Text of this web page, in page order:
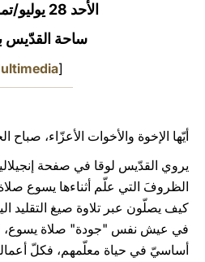
الأحد 28 يوليو/تموز 2019
ساحة
[
أيّها الإخوة والأخوات الأعزّاء، صباح
الظروفَ التي علّم أثناءها يسوع صلاة
كيف يصلّون عبر تلاوة صيغ التقليد
في عيش نفس "جودة" صلاة يسوع،
أساسيّ في حياة معلّمهم، فكلّ